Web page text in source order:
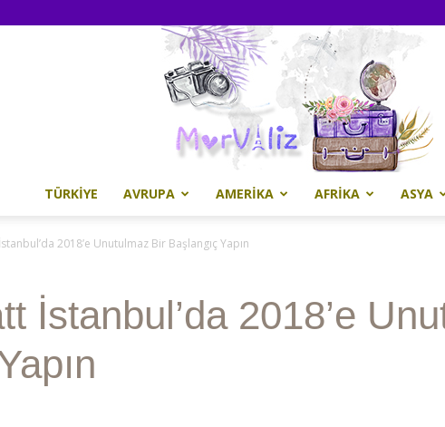
TÜRKIYE AVRUPA AMERIKA AFRIKA ASYA
2018’e Unutulmaz Bir Başlangıç Yapın
İstanbul’da 2018’e